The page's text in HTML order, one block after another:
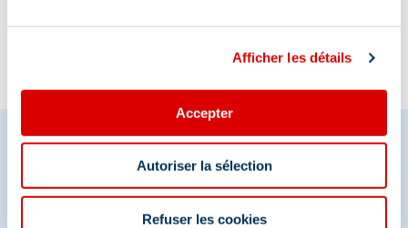
Afficher les détails
Accepter
Autoriser la sélection
Refuser les cookies
Deel je momenten in